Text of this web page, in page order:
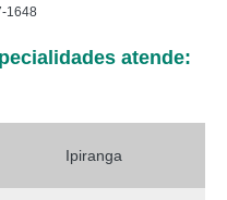
1648
atende:
Ipiranga